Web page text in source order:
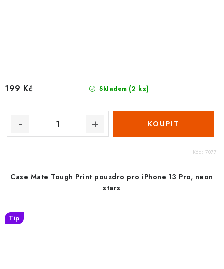
Skladem (2 ks)
199 Kč
Kód: 7077
Case Mate Tough Print pouzdro pro iPhone 13 Pro, neon
stars
Tip